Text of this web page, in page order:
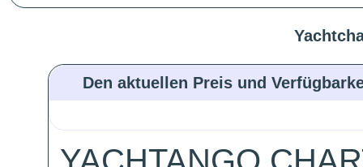
Den aktuellen Preis und